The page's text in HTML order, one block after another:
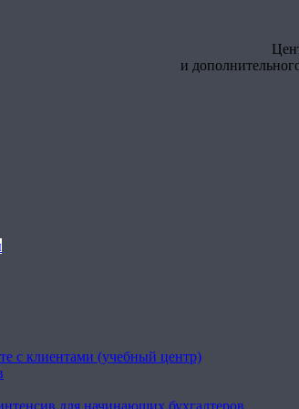
и
с клиентами (учебный центр)